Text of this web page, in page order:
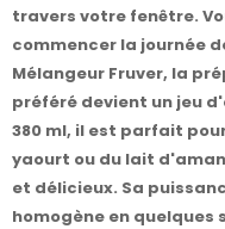
travers votre fenêtre.
commencer la journée
Mélangeur Fruver, la
préféré devient un jeu
380 ml, il est parfait
yaourt ou du lait
et délicieux. Sa
homogène en